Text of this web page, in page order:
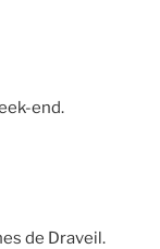
end.
de Draveil.